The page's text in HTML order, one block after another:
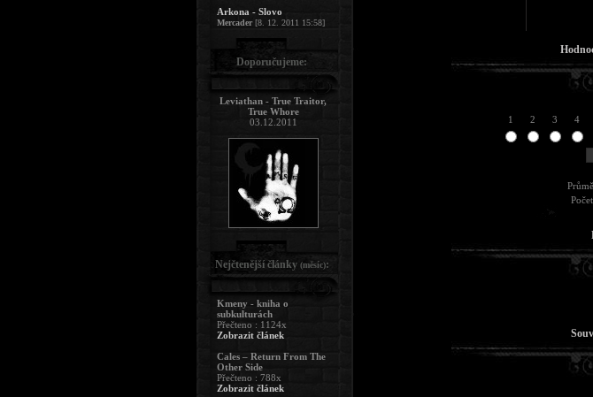
1 2 3 4
Arkona - Slovo
Mercader[8. 12. 2011 15:58]
Doporučujeme:
Leviathan - True Traitor,
True Whore
03.12.2011
Nejčtenější články (měsíc):
Kmeny - kniha o
subkulturách
Přečteno : 1124x
Zobrazit článek
Cales – Return From The
Other Side
Přečteno : 788x
Zobrazit článek